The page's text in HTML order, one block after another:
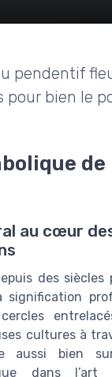
pendentif
pour bien le
de
au cœur
des siècles
cultures à
aussi bien
dans l’art